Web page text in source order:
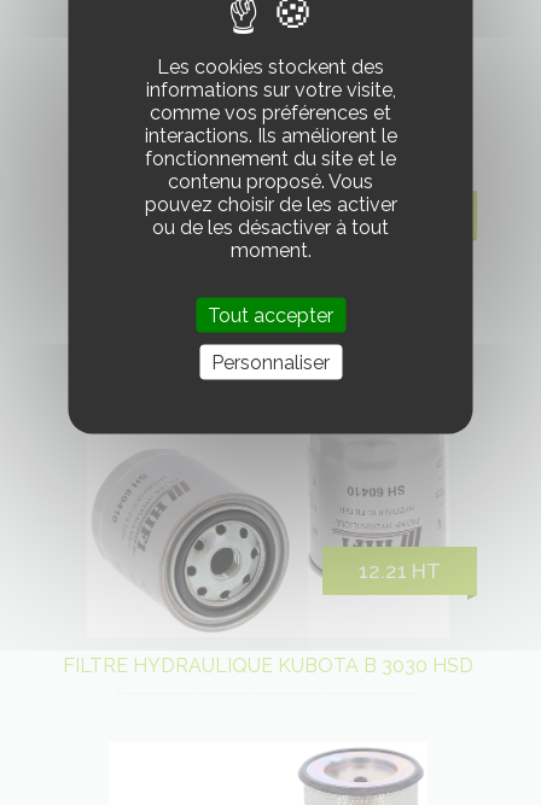
13.86 HT
DEUTZ DX 3.90 F/S
12.21 HT
FILTRE HYDRAULIQUE KUBOTA B 3030 HSD
Les cookies stockent des
informations sur votre visite,
comme vos préférences et
interactions. Ils améliorent le
fonctionnement du site et le
contenu proposé. Vous
pouvez choisir de les activer
ou de les désactiver à tout
moment.
Tout accepter
Personnaliser